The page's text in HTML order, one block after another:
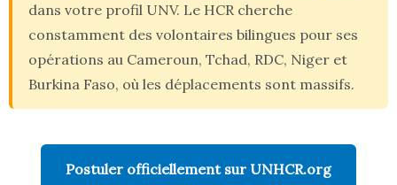
dans votre profil UNV. Le HCR cherche
constamment des volontaires bilingues pour ses
opérations au Cameroun, Tchad, RDC, Niger et
Burkina Faso, où les déplacements sont massifs.
Postuler officiellement sur UNHCR.org